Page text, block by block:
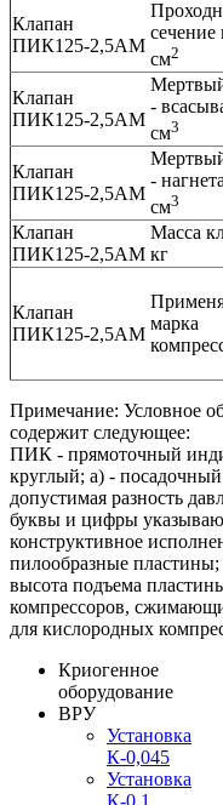
Клапан
ПИК125-2,5АМ
см2
Клапан
ПИК125-2,5АМ
-
см3
Клапан
ПИК125-2,5АМ
-
см3
Клапан
ПИК125-2,5АМ
Масса
кг
Клапан
ПИК125-2,5АМ
марка
Примечание: Условное
содержит следующее:
ПИК - прямоточный
круглый; a) -
допустимая разность
буквы и цифры
конструктивное
пилообразные
высота подъема
компрессоров,
для кислородных
Криогенное
оборудование
ВРУ
Установка
К-0,045
Установка